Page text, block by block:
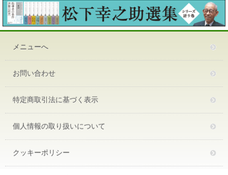
メニューへ
お問い合わせ
特定商取引法に基づく表示
個人情報の取り扱いについて
クッキーポリシー